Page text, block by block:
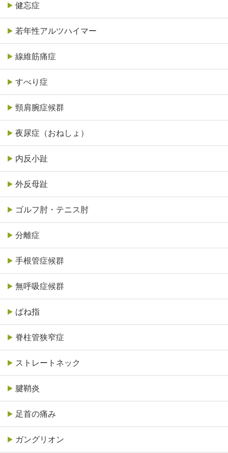
健忘症
若年性アルツハイマー
線維筋痛症
すべり症
頸肩腕症候群
夜尿症（おねしょ）
内反小趾
外反母趾
ゴルフ肘・テニス肘
分離症
手根管症候群
無呼吸症候群
ばね指
脊柱管狭窄症
ストレートネック
腱鞘炎
足首の痛み
ガングリオン